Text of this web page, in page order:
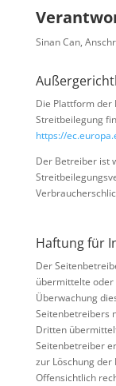
Sinan Can,
Die Plattform der
Streitbeilegung
https://
Der Betreiber ist
Haftung für
Der
übermittelte oder
Überwachung
Seitenbetreibers
Dritten
Seitenbetreiber
zur Löschung
Offensichtlich